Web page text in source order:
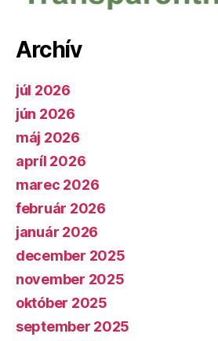
Archív
júl 2026
jún 2026
máj 2026
apríl 2026
marec 2026
február 2026
január 2026
december 2025
november 2025
október 2025
september 2025